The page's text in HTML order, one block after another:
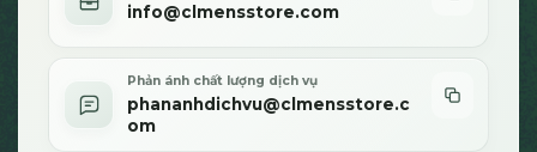
info@clmensstore.com
Phản ánh chất lượng dịch vụ
phananhdichvu@clmensstore.c
om